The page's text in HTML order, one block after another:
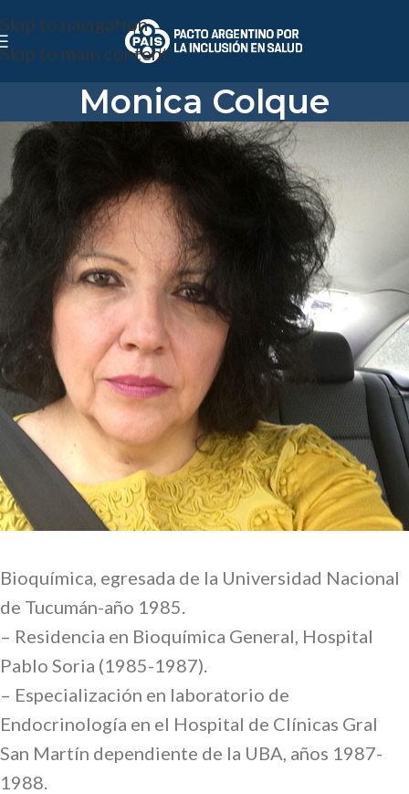
Skip to navigation
Skip to main content
Monica Colque
Bioquímica, egresada de la Universidad Nacional
de Tucumán-año 1985.
– Residencia en Bioquímica General, Hospital
Pablo Soria (1985-1987).
– Especialización en laboratorio de
Endocrinología en el Hospital de Clínicas Gral
San Martín dependiente de la UBA, años 1987-
1988.